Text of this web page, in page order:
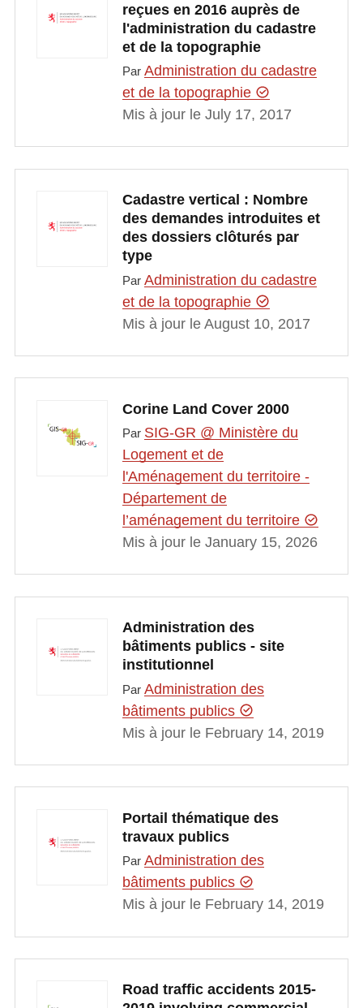
reçues en 2016 auprès de
l'administration du cadastre
et de la topographie
Par Administration du cadastre
et de la topographie
Mis à jour le July 17, 2017
Cadastre vertical : Nombre
des demandes introduites et
des dossiers clôturés par
type
Par Administration du cadastre
et de la topographie
Mis à jour le August 10, 2017
Corine Land Cover 2000
Par SIG-GR @ Ministère du
Logement et de
l'Aménagement du territoire -
Département de
l’aménagement du territoire
Mis à jour le January 15, 2026
Administration des
bâtiments publics - site
institutionnel
Par Administration des
bâtiments publics
Mis à jour le February 14, 2019
Portail thématique des
travaux publics
Par Administration des
bâtiments publics
Mis à jour le February 14, 2019
Road traffic accidents 2015-